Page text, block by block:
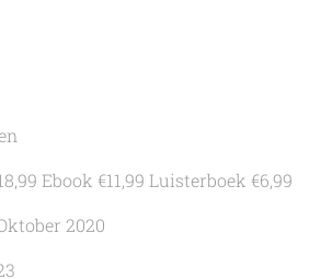
Ebook €11,99 Luisterboek €6,99
2020